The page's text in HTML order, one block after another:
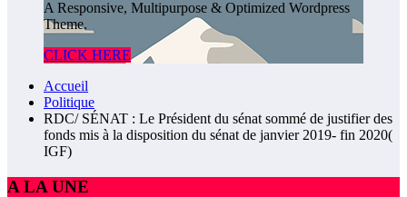
A Responsive, Multipurpose & Optimized Wordpress
Theme.
CLICK HERE
Accueil
Politique
RDC/ SÉNAT : Le Président du sénat sommé de justifier des
fonds mis à la disposition du sénat de janvier 2019- fin 2020(
IGF)
A LA UNE